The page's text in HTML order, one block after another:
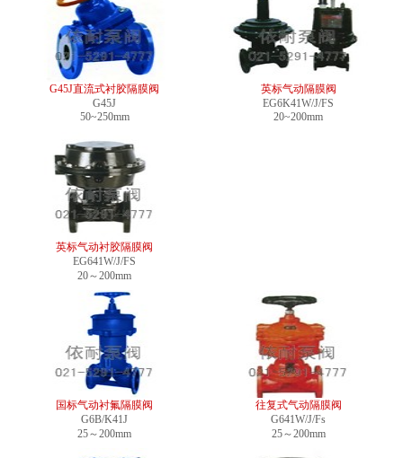
G45J直流式衬胶隔膜阀
G45J
50~250mm
英标气动隔膜阀
EG6K41W/J/FS
20~200mm
英标气动衬胶隔膜阀
EG641W/J/FS
20～200mm
国标气动衬氟隔膜阀
G6B/K41J
25～200mm
往复式气动隔膜阀
G641W/J/Fs
25～200mm